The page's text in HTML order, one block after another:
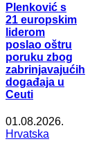
Plenković s
21 europskim
liderom
poslao oštru
poruku zbog
zabrinjavajućih
događaja u
Ceuti
01.08.2026.
Hrvatska